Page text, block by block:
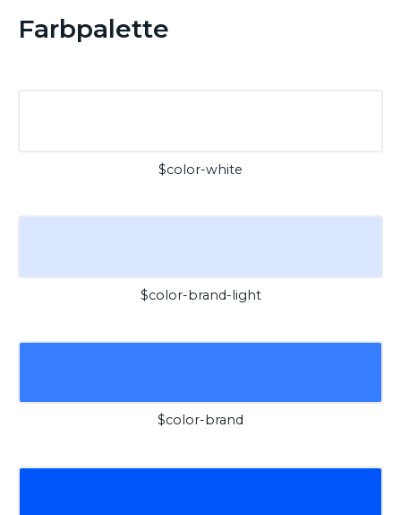
Farbpalette
$color-white
$color-brand-light
$color-brand